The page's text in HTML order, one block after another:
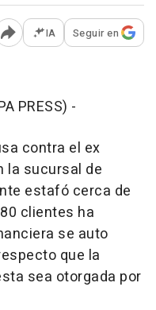
Abrir opciones para
IA Seguir en
PRESS) -
contra el ex
la sucursal de
estafó cerca de
clientes ha
se auto
que la
sea otorgada por